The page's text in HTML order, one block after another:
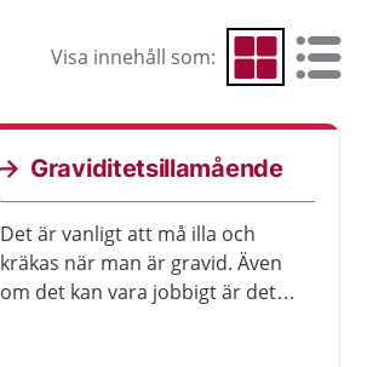
Visa innehåll som: Visa som rutnät
Visa som
Graviditetsillamående
Det är vanligt att må illa och
kräkas när man är gravid. Även
om det kan vara jobbigt är det